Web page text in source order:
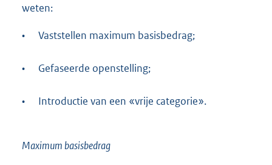
weten:
• Vaststellen maximum basisbedrag;
• Gefaseerde openstelling;
• Introductie van een «vrije categorie».
Maximum basisbedrag